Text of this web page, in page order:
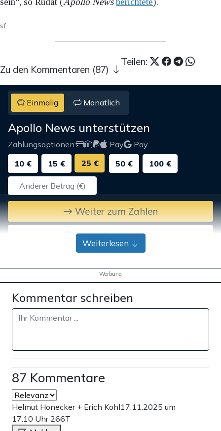
sf
Teilen:
Zu den Kommentaren (87)
Einmalig Monatlich
Apollo News unterstützen
Zahlungsoptionen: Pay
Pay
10 €
15 € 25 € 50 € 100 €
Weiter zum Zahlen
Bank-Überweisung
Weiterlesen
Werbung
Kommentar schreiben
87 Kommentare
Helmut Honecker + Erich Kohl17.11.2025 um
17:10 Uhr 266T